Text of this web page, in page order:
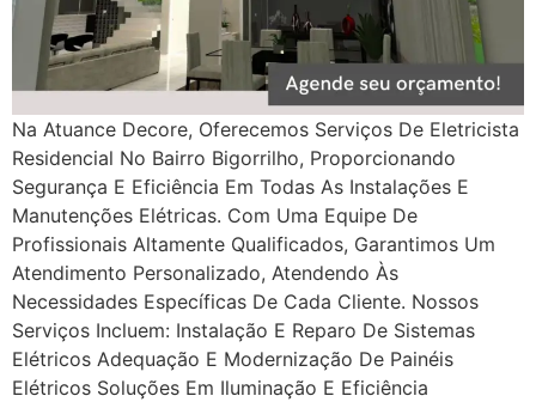
Na Atuance Decore, Oferecemos Serviços De Eletricista
Residencial No Bairro Bigorrilho, Proporcionando
Segurança E Eficiência Em Todas As Instalações E
Manutenções Elétricas. Com Uma Equipe De
Profissionais Altamente Qualificados, Garantimos Um
Atendimento Personalizado, Atendendo Às
Necessidades Específicas De Cada Cliente. Nossos
Serviços Incluem: Instalação E Reparo De Sistemas
Elétricos Adequação E Modernização De Painéis
Elétricos Soluções Em Iluminação E Eficiência